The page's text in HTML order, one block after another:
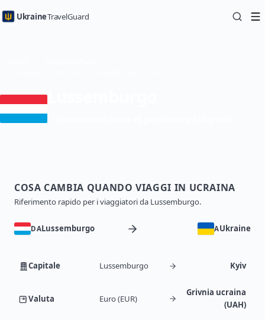
UkraineTravelGuard
COSA CAMBIA QUANDO VIAGGI IN UCRAINA
Riferimento rapido per i viaggiatori da Lussemburgo.
DALussemburgo AUkraine
Capitale Lussemburgo Kyiv
Valuta Euro (EUR)
Grivnia ucraina
(UAH)